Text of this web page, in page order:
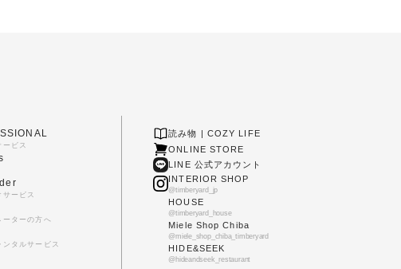
ービス
サービス
ーターの方へ
ンタルサービス
読み物 | COZY LIFE
ONLINE STORE
LINE 公式アカウント
INTERIOR SHOP
@timberyard_jp
HOUSE
@timberyard_house
Miele Shop Chiba
@miele_shop_chiba_timberyard
HIDE&SEEK
@hideandseek_restaurant